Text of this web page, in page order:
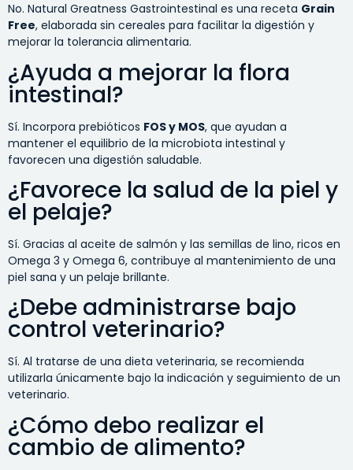
No. Natural Greatness Gastrointestinal es una receta Grain
Free, elaborada sin cereales para facilitar la digestión y
mejorar la tolerancia alimentaria.
¿Ayuda a mejorar la flora
intestinal?
Sí. Incorpora prebióticos FOS y MOS, que ayudan a
mantener el equilibrio de la microbiota intestinal y
favorecen una digestión saludable.
¿Favorece la salud de la piel y
el pelaje?
Sí. Gracias al aceite de salmón y las semillas de lino, ricos en
Omega 3 y Omega 6, contribuye al mantenimiento de una
piel sana y un pelaje brillante.
¿Debe administrarse bajo
control veterinario?
Sí. Al tratarse de una dieta veterinaria, se recomienda
utilizarla únicamente bajo la indicación y seguimiento de un
veterinario.
¿Cómo debo realizar el
cambio de alimento?